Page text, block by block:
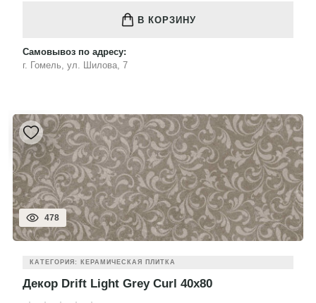
В КОРЗИНУ
Самовывоз по адресу:
г. Гомель, ул. Шилова, 7
478
КАТЕГОРИЯ: КЕРАМИЧЕСКАЯ ПЛИТКА
Декор Drift Light Grey Curl 40x80